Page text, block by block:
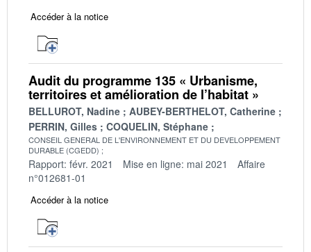
Accéder à la notice
Audit du programme 135 « Urbanisme,
territoires et amélioration de l’habitat »
BELLUROT, Nadine
AUBEY-BERTHELOT, Catherine
PERRIN, Gilles
COQUELIN, Stéphane
CONSEIL GENERAL DE L'ENVIRONNEMENT ET DU DEVELOPPEMENT
DURABLE (CGEDD)
Rapport: févr. 2021 Mise en ligne: mai 2021
Affaire
n°012681-01
Accéder à la notice